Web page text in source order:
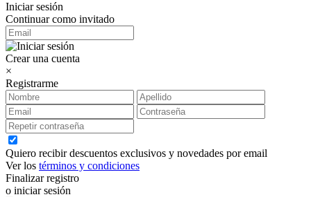
Iniciar sesión
Continuar como invitado
Crear una cuenta
×
Registrarme
Quiero recibir descuentos exclusivos y novedades por email
Ver los términos y condiciones
Finalizar registro
o iniciar sesión